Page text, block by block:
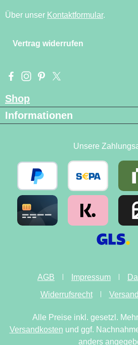
Über unser Kontaktformular.
Vertrag widerrufen
Besuche uns auf Facebook – öffnet
Schau auf Instagram vorbei –
Lass dich auf Pinterest
Folge uns auf X –
Shop
Informationen
Unsere
AGB Impressum
Widerrufsrecht
Alle Preise inkl. gesetzl.
Versandkosten und ggf.
anders